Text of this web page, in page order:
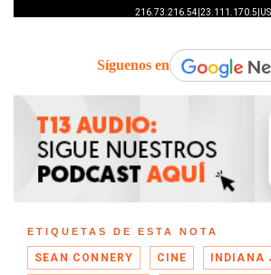
Síguenos en
ETIQUETAS DE ESTA NOTA
SEAN CONNERY CINE INDIANA